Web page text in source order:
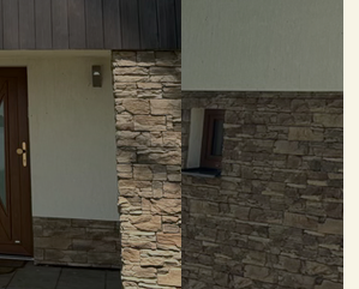
uzavřené parkoviště I Trezor I